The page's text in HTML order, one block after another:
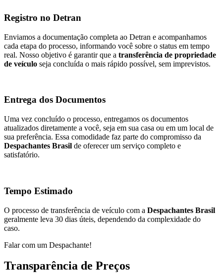
Registro no Detran
Enviamos a documentação completa ao Detran e acompanhamos
cada etapa do processo, informando você sobre o status em tempo
real. Nosso objetivo é garantir que a transferência de propriedade
de veículo seja concluída o mais rápido possível, sem imprevistos.
Entrega dos Documentos
Uma vez concluído o processo, entregamos os documentos
atualizados diretamente a você, seja em sua casa ou em um local de
sua preferência. Essa comodidade faz parte do compromisso da
Despachantes Brasil de oferecer um serviço completo e
satisfatório.
Tempo Estimado
O processo de transferência de veículo com a Despachantes Brasil
geralmente leva 30 dias úteis, dependendo da complexidade do
caso.
Falar com um Despachante!
Transparência de Preços